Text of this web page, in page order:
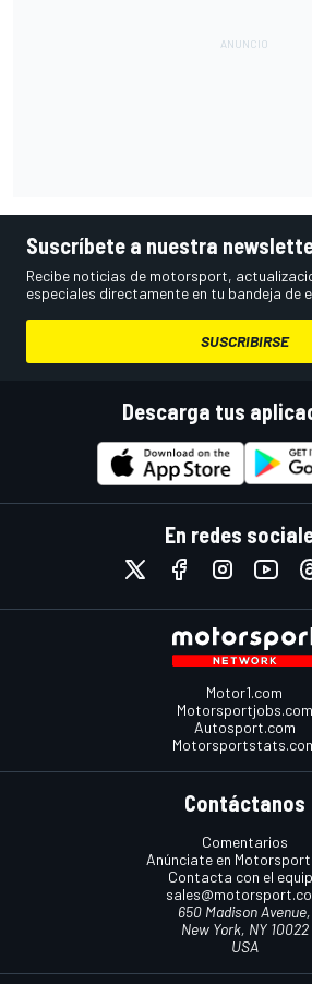
Suscríbete a nuestra
Recibe noticias de motorsport,
especiales directamente en tu bandeja de
SUSCRIBIRSE
Descarga tus
En redes
Motor1.com
Motorsportjobs.com
Autosport.com
Contáctanos
Comentarios
Anúnciate en
Contacta con el
650 Madison Avenue,
New York, NY 10022
USA